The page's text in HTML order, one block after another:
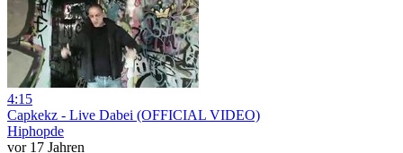
4:15
Capkekz - Live Dabei (OFFICIAL VIDEO)
Hiphopde
vor 17 Jahren